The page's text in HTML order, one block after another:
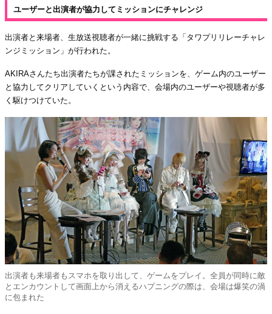
ユーザーと出演者が協力してミッションにチャレンジ
出演者と来場者、生放送視聴者が一緒に挑戦する「タワプリリレーチャレ
ンジミッション」が行われた。
AKIRAさんたち出演者たちが課されたミッションを、ゲーム内のユーザー
と協力してクリアしていくという内容で、会場内のユーザーや視聴者が多
く駆けつけていた。
出演者も来場者もスマホを取り出して、ゲームをプレイ。全員が同時に敵
とエンカウントして画面上から消えるハプニングの際は、会場は爆笑の渦
に包まれた